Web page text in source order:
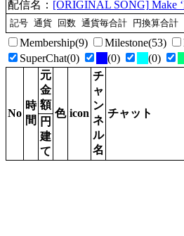
配信名： [ORIGINAL SONG] Make
記号 通貨 回数 通貨毎合計 円換算合計
Membership(9) Milestone(53)
SuperChat(0)
(0) (0)
No
時
間
元
金
額
色 icon
チ
ャ
ン
ネ
ル
名
チャット
円
建
て